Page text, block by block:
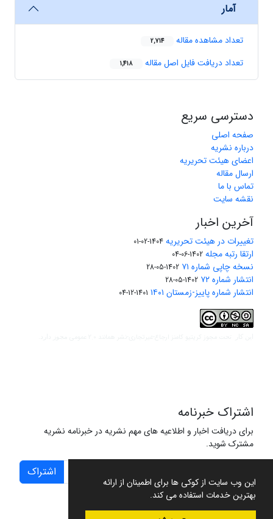
این وب سایت از کوکی ها برای اطمینان از ارائه
بهترین خدمات استفاده می کند.
آمار
تعداد مشاهده مقاله 2,714
تعداد دریافت فایل اصل مقاله 1,418
دسترسی سریع
صفحه اصلی
درباره نشریه
اعضای هیئت تحریریه
ارسال مقاله
تماس با ما
نقشه سایت
آخرین اخبار
تغییرات در هیئت تحریریه 1404-02-01
ارتقا رتبه مجله 1402-06-04
نسخه چاپی شماره ۷۱ 1402-05-28
انتشار شماره ۷۲ 1402-05-28
انتشار شماره پاییز-زمستان ۱۴۰۱ 1401-12-04
اشتراک خبرنامه
برای دریافت اخبار و اطلاعیه های مهم نشریه در خبرنامه نشریه
مشترک شوید.
اشتراک